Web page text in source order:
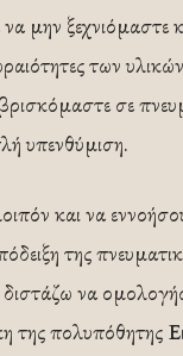
μην ξεχνιόμαστε
των
σε
υπενθύμιση.
και να
της
να
της πολυπόθητης